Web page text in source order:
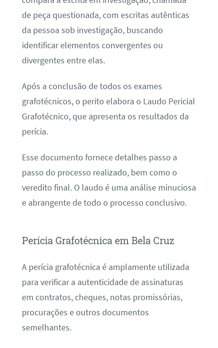
de peça questionada, com escritas autênticas
da pessoa sob investigação, buscando
identificar elementos convergentes ou
divergentes entre elas.
Após a conclusão de todos os exames
grafotécnicos, o perito elabora o Laudo Pericial
Grafotécnico, que apresenta os resultados da
perícia.
Esse documento fornece detalhes passo a
passo do processo realizado, bem como o
veredito final. O laudo é uma análise minuciosa
e abrangente de todo o processo conclusivo.
Perícia Grafotécnica em Bela Cruz
A perícia grafotécnica é amplamente utilizada
para verificar a autenticidade de assinaturas
em contratos, cheques, notas promissórias,
procurações e outros documentos
semelhantes.